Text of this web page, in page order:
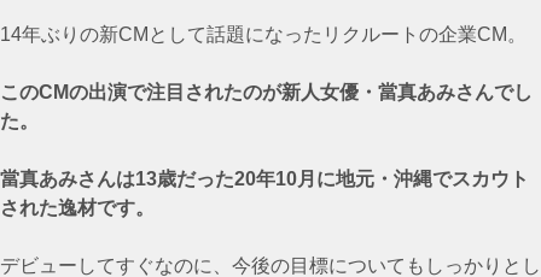
14年ぶりの新CMとして話題になったリクルートの企業CM。
このCMの出演で注目されたのが新人女優・當真あみさんでし
た。
當真あみさんは13歳だった20年10月に地元・沖縄でスカウト
された逸材です。
デビューしてすぐなのに、今後の目標についてもしっかりとし